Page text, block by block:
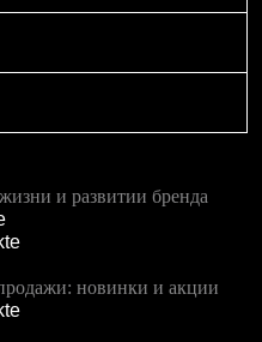
и развитии бренда
новинки и акции